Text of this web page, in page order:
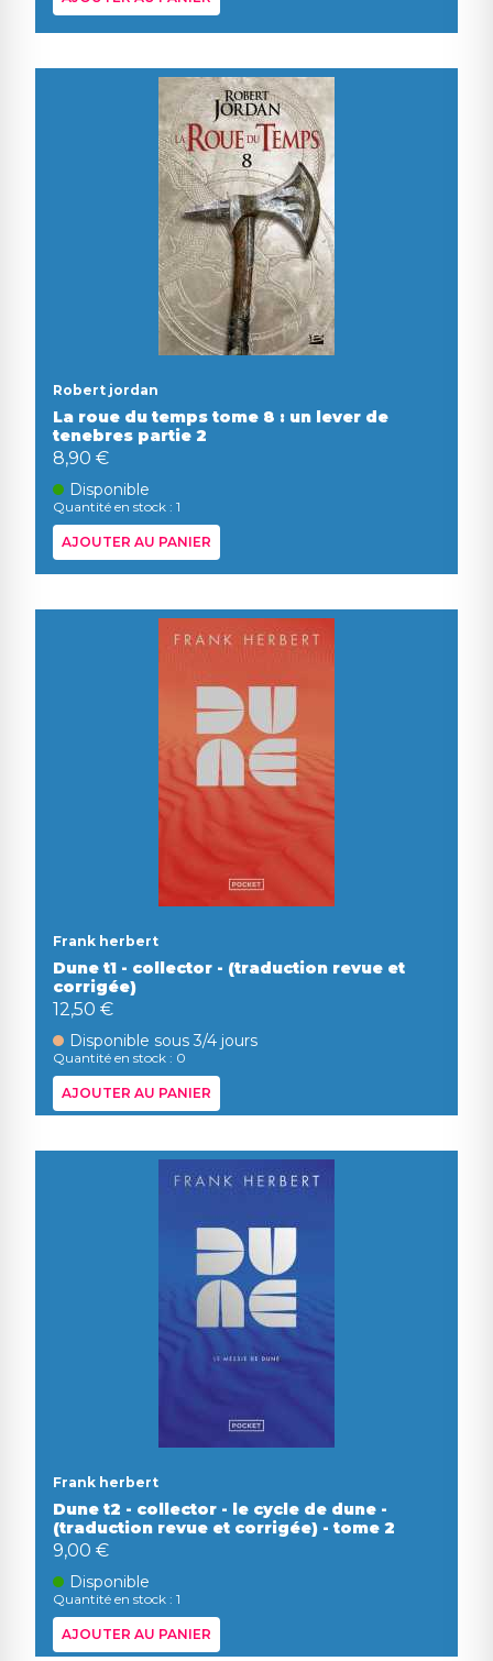
Robert jordan
La roue du temps tome 8 : un lever de
tenebres partie 2
8,90 €
Disponible
Quantité en stock : 1
AJOUTER AU PANIER
Frank herbert
Dune t1 - collector - (traduction revue et
corrigée)
12,50 €
Disponible sous 3/4 jours
Quantité en stock : 0
AJOUTER AU PANIER
Frank herbert
Dune t2 - collector - le cycle de dune -
(traduction revue et corrigée) - tome 2
9,00 €
Disponible
Quantité en stock : 1
AJOUTER AU PANIER